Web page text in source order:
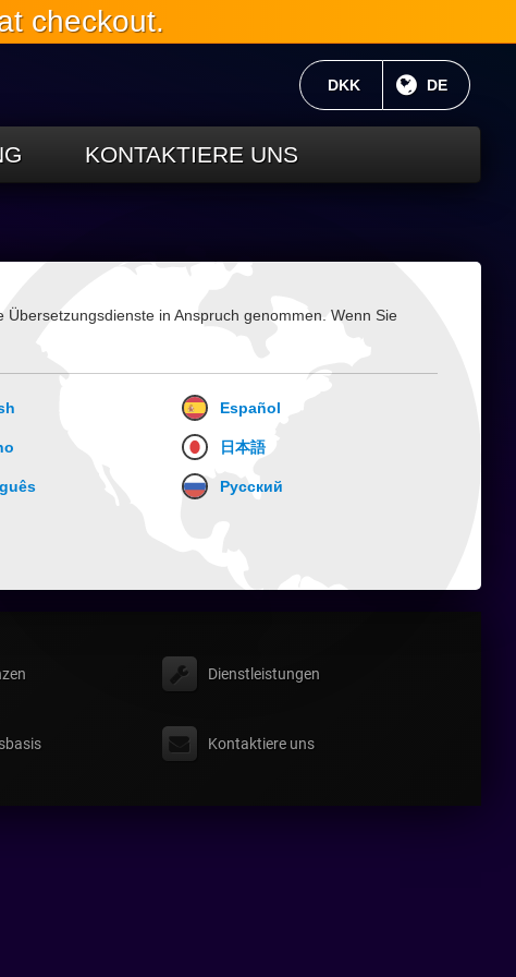
checkout.
AKTUELLE
DE
AKTUELLE WÄHRUNG:
DKK
KONTAKTIERE UNS
in Anspruch genommen. Wenn Sie
Español
日本語
Русский
Dienstleistungen
Kontaktiere uns